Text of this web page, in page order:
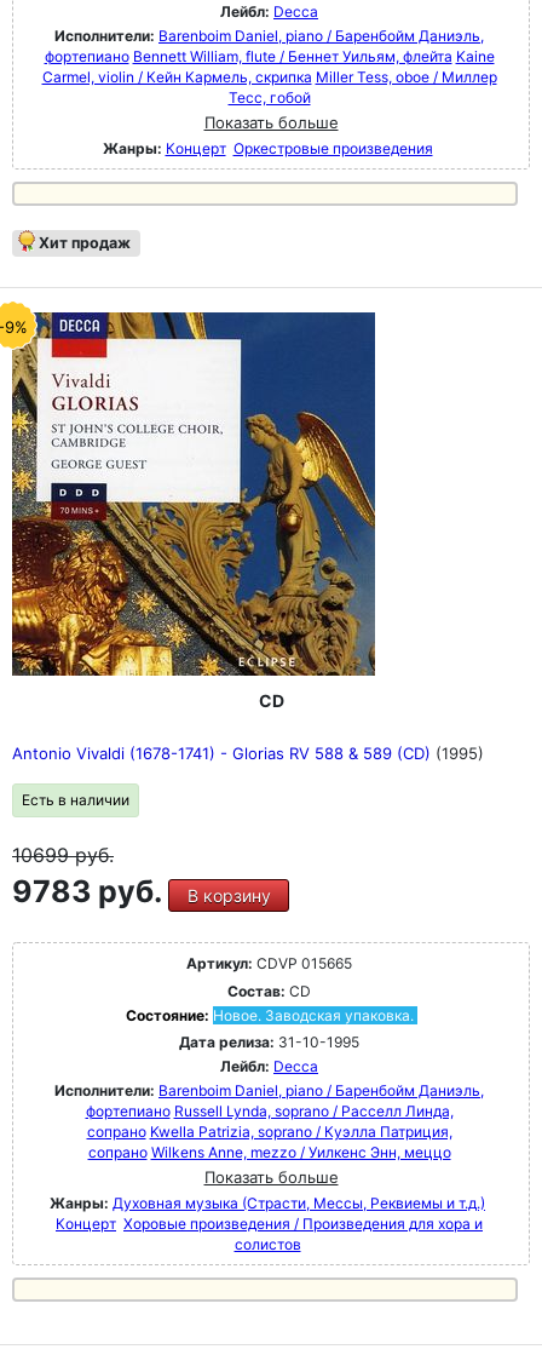
Лейбл: Decca
Исполнители: Barenboim Daniel, piano / Баренбойм Даниэль,
фортепиано Bennett William, flute / Беннет Уильям, флейта Kaine
Carmel, violin / Кейн Кармель, скрипка Miller Tess, oboe / Миллер
Тесс, гобой
Показать больше
Жанры: Концерт Оркестровые произведения
Хит продаж
9%
CD
Antonio Vivaldi (1678-1741) - Glorias RV 588 & 589 (CD) (1995)
Есть в наличии
10699руб.
9783 руб. В корзину
Артикул: CDVP 015665
Состав: CD
Состояние: Новое. Заводская упаковка.
Дата релиза: 31-10-1995
Лейбл: Decca
Исполнители: Barenboim Daniel, piano / Баренбойм Даниэль,
фортепиано Russell Lynda, soprano / Расселл Линда,
сопрано Kwella Patrizia, soprano / Куэлла Патриция,
сопрано Wilkens Anne, mezzo / Уилкенс Энн, меццо
Показать больше
Жанры: Духовная музыка (Страсти, Мессы, Реквиемы и т.д.)
Концерт Хоровые произведения / Произведения для хора и
солистов